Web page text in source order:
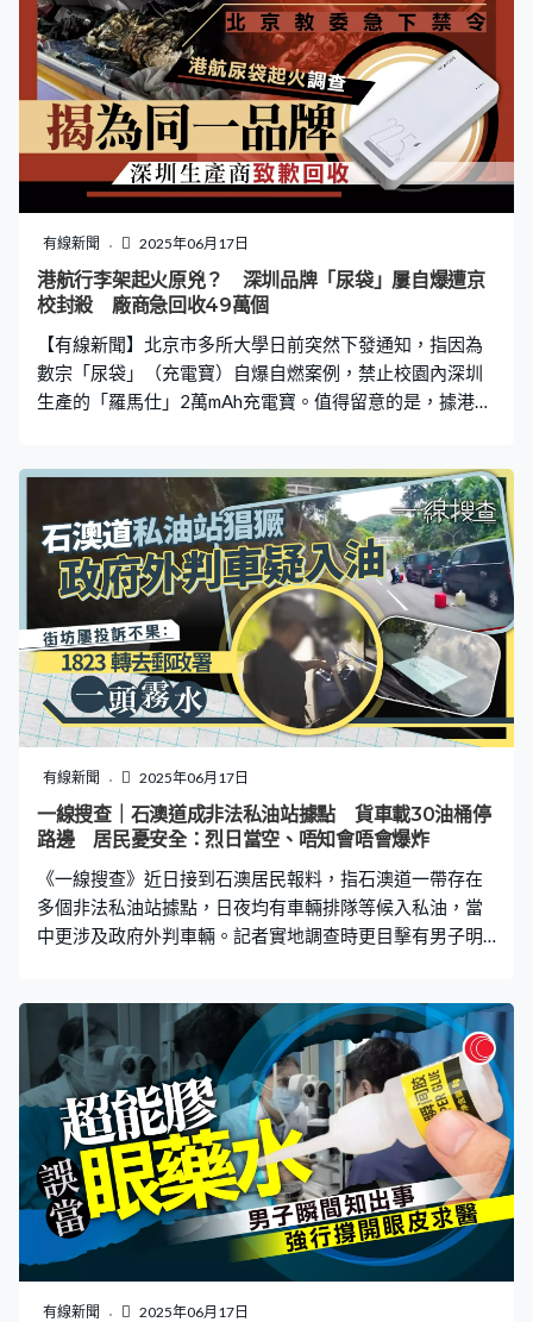
收成完畢的薯仔，保守估計每日被搶走約20萬斤（10萬公
斤），累計損失將近100萬斤（50萬公斤）。按照每斤批
發價0.6元計算，經濟損失約人民幣60萬元，「我們原本預
計一畝地能收3噸土豆，目前才收了1噸就遭到哄搶。」
「不分白天黑夜，每天有幾百甚至上千人次到地裡挖土豆
（薯仔）。我們過去驅趕，人家也不理睬，最多是丟下土
豆，轉身換個地方繼續挖。」到了6月10日以後情況變得
愈來愈嚴重，從偷變成搶，曾姓承包商表示除了用麻袋
裝，很多人乾脆開著三輪車一趟一趟來。他攔住幾個村民
質問為甚麼來偷，不料竊賊卻振振有詞地表示「這是你們
地裡剩下不要的，我來撿一點」。 警：人太多沒辦法 網
不責眾，人太多了，我們
有線新聞 2025年06月17日
港航行李架起火原兇？ 深圳品牌「尿袋」屢自爆遭京
校封殺 廠商急回收49萬個
【有線新聞】北京市多所大學日前突然下發通知，指因為
數宗「尿袋」（充電寶）自爆自燃案例，禁止校園內深圳
生產的「羅馬仕」2萬mAh充電寶。值得留意的是，據港航
認存在燃燒風險。 多校現案例 列熱賣榜、港可網購 內地
「正在新聞」報道，多所北京高校保衛處近日下發通知，
接到北京市教育委員會提醒，近期發現2萬mAh羅馬仕牌充
電寶在充電時，相較其他品牌型號更容易發生爆炸現象。
有北京聯合大學職員證實，校內近期有過該品牌充電寶自
爆自燃，消防部門提醒指中國傳媒大學那邊也有案例，
「處理時需扔到有害垃圾桶裡」。 涉事的羅馬仕2萬mAhh
的充電寶，名列網購平台手機行動電源熱賣榜，價格在人
民幣100元左右，宣傳稱可攜帶上飛機，本港消費者也能
網購買得。不過有使用者反映充電寶曾發生爆炸，「早上6
點鐘直接被火噴醒！真的很嚇人，充電寶直接爆炸了，還
以為大品牌不會有這種安全隱患，以後千萬不要買羅馬仕
的了」，有人留言稱「別用了，就是這款，在學校剛
牌商譽已由法務部門跟進。 調查揭熱
有線新聞 2025年06月17日
一線搜查｜石澳道成非法私油站據點 貨車載30油桶停
路邊 居民憂安全：烈日當空、唔知會唔會爆炸
《一線搜查》近日接到石澳居民報料，指石澳道一帶存在
多個非法私油站據點，日夜均有車輛排隊等候入私油，當
中更涉及政府外判車輛。記者實地調查時更目擊有男子明
油站的運作。 私油站據點遍布石澳道 街坊憂安全隱患 據
街坊報料，石澳道有多個非法私油站據點，集中在停車場
及避車處，由歌連臣角道、西灣墳場對出，去到石澳道、
爛泥灣避車處，一直去到石澳泳灘停車場，單是石澳道就
至少有三個地方是入油大本營。而《一線搜查》記者實地
視察，發現這些地點經常有多輛輕型貨車停泊，車窗全被
封閉，部分以報紙或遮光板遮擋，車內物品難以窺探。而
多輛車尾印有「南無阿彌陀佛」字樣，識別度極高。 街坊
張先生表示，自今年年初起發現非法私油活動，每逢周五
便有多輛輕型貨車停泊在停車場，星期一始駛走，當中不
少車尾印有「南無阿彌陀佛」字眼，有街坊更發現車內載
有線新聞 2025年06月17日